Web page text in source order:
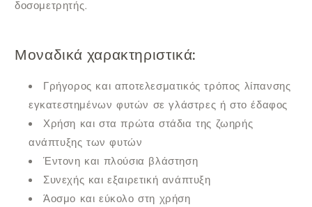
δοσομετρητής.
Μοναδικά χαρακτηριστικά:
Γρήγορος και αποτελεσματικός τρόπος λίπανσης
εγκατεστημένων φυτών σε γλάστρες ή στο έδαφος
Χρήση και στα πρώτα στάδια της ζωηρής
ανάπτυξης των φυτών
Έντονη και πλούσια βλάστηση
Συνεχής και εξαιρετική ανάπτυξη
Άοσμο και εύκολο στη χρήση